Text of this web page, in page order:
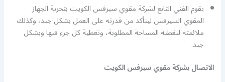
يقوم الفني التابع لشركة مقوي سيرفس الكويت بتجربة الجهاز
المقوي السيرفس ليتأكد من قدرته على العمل بشكل جيد، وكذلك
ملائمته لتغطية المساحة المطلوبة، وتغطية كل جزء فيها وبشكل
جيد.
الاتصال بشركة مقوي سيرفس الكويت